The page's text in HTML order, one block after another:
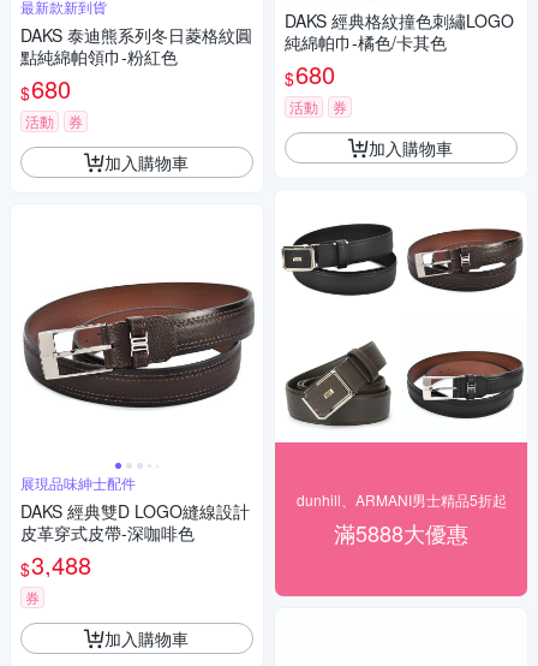
最新款新到貨
DAKS 泰迪熊系列冬日菱格紋圓
點純綿帕領巾-粉紅色
$680
活動 券
加入購物車
展現品味紳士配件
DAKS 經典雙D LOGO縫線設計
皮革穿式皮帶-深咖啡色
$3,488
券
加入購物車
DAKS 經典格紋撞色刺繡LOGO
純綿帕巾-橘色/卡其色
$680
活動 券
加入購物車
dunhill、ARMANI男士精品5折起
滿5888大優惠